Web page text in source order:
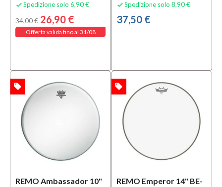
 Spedizione solo 6,90 €
34,00 € 26,90 €
Offerta valida fino al 31/08
 Spedizione solo 8,90 €
37,50 €
REMO Ambassador 10"
local_offer
REMO Emperor 14" BE-
OFFERTA local_offer